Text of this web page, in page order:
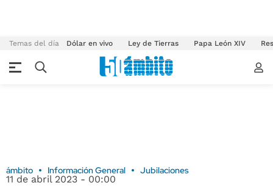
Temas del día Dólar en vivo Ley de Tierras Papa León XIV
ámbito Información General Jubilaciones
11 de abril 2023 - 00:00